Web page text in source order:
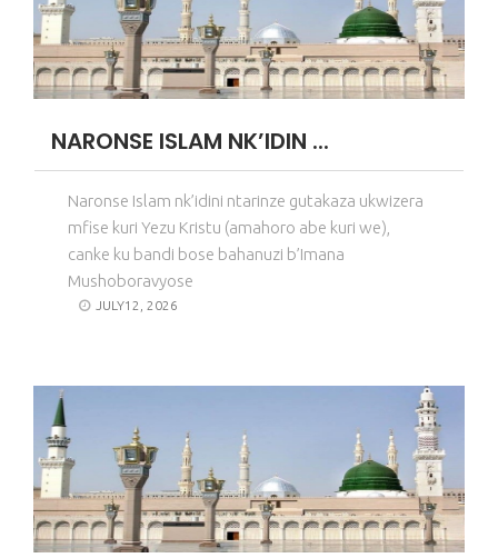
NARONSE ISLAM NK’IDIN ...
Naronse Islam nk’idini ntarinze gutakaza ukwizera
mfise kuri Yezu Kristu (amahoro abe kuri we),
canke ku bandi bose bahanuzi b’Imana
Mushoboravyose
JULY12, 2026